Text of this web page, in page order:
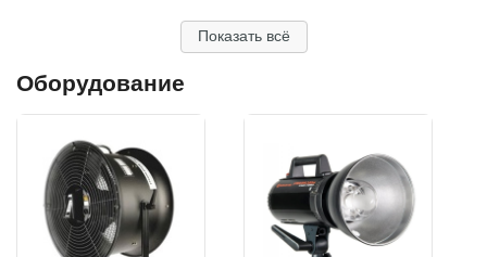
Показать всё
Оборудование